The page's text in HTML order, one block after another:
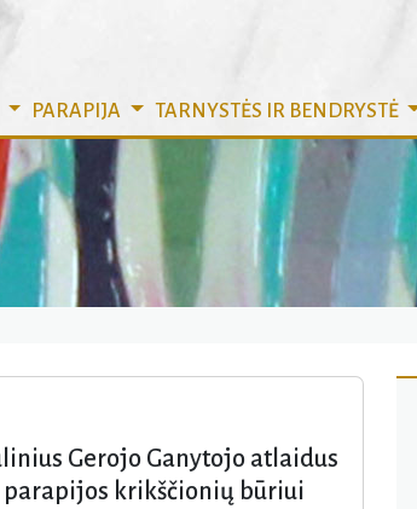
PARAPIJA TARNYSTĖS IR BENDRYSTĖ
Gerojo Ganytojo atlaidus
krikščionių būriui